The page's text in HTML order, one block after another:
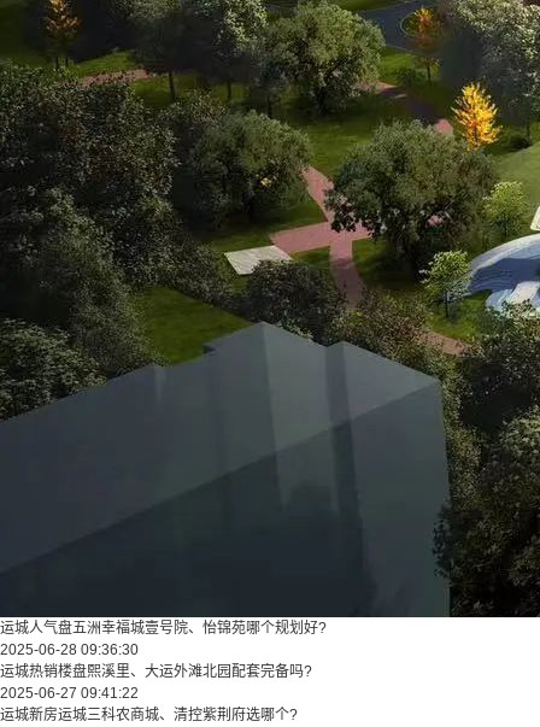
运城人气盘五洲幸福城壹号院、怡锦苑哪个规划好?
2025-06-28 09:36:30
运城热销楼盘熙溪里、大运外滩北园配套完备吗?
2025-06-27 09:41:22
运城新房运城三科农商城、清控紫荆府选哪个?